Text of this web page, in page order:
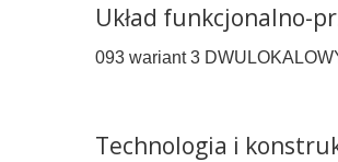
Układ funkcjonalno-
093 wariant 3
Technologia i